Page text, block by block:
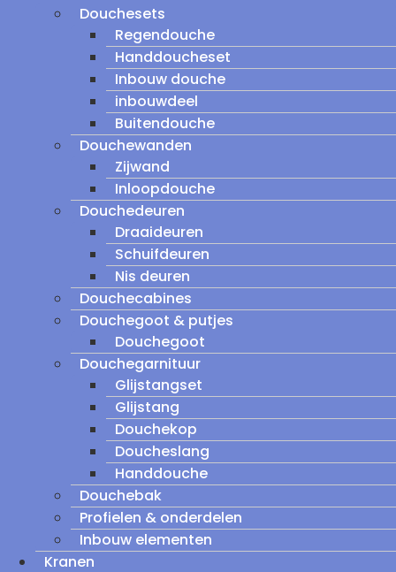
Douchesets
Regendouche
Handdoucheset
Inbouw douche
inbouwdeel
Buitendouche
Douchewanden
Zijwand
Inloopdouche
Douchedeuren
Draaideuren
Schuifdeuren
Nis deuren
Douchecabines
Douchegoot & putjes
Douchegoot
Douchegarnituur
Glijstangset
Glijstang
Douchekop
Doucheslang
Handdouche
Douchebak
Profielen & onderdelen
Inbouw elementen
Kranen